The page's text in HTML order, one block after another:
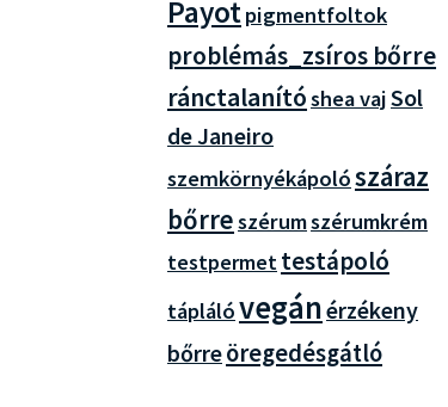
Payotpigmentfoltok
problémás_zsíros bőrre
ránctalanítóshea vajSol
de Janeiro
szemkörnyékápolószáraz
bőrreszérumszérumkrém
testpermettestápoló
táplálóvegánérzékeny
bőrreöregedésgátló